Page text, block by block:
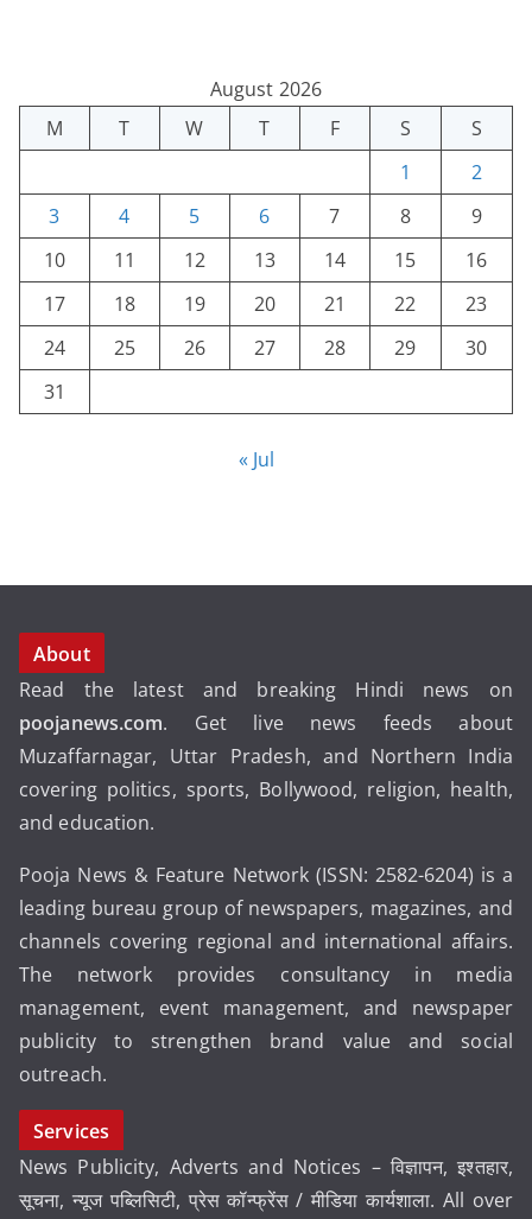
August 2026
M
T W T F S
S
1
2
3
4 5 6 7 8
9
10
11 12 13 14 15
16
17
18 19 20 21 22
23
24
25 26 27 28 29
30
31
« Jul
About
Read the latest and breaking Hindi news on
poojanews.com. Get live news feeds about
Muzaffarnagar, Uttar Pradesh, and Northern India
covering politics, sports, Bollywood, religion, health,
and education.
Pooja News & Feature Network (ISSN: 2582-6204) is a
leading bureau group of newspapers, magazines, and
channels covering regional and international affairs.
The network provides consultancy in media
management, event management, and newspaper
publicity to strengthen brand value and social
outreach.
Services
News Publicity, Adverts and Notices – विज्ञापन, इश्तहार,
सूचना, न्यूज पब्लिसिटी, प्रेस कॉन्फ्रेंस / मीडिया कार्यशाला. All over